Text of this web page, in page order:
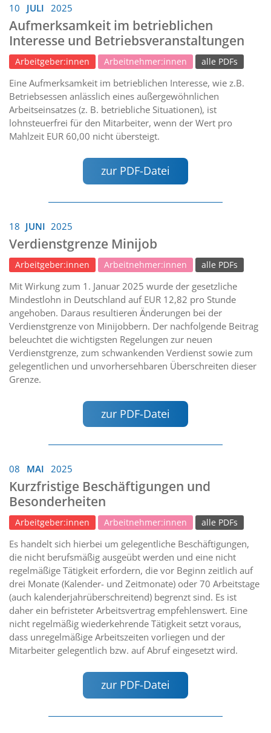
10 JULI 2025
Aufmerksamkeit im betrieblichen
Interesse und Betriebsveranstaltungen
Arbeitgeber:innen Arbeitnehmer:innen alle PDFs
Eine Aufmerksamkeit im betrieblichen Interesse, wie z.B.
Betriebsessen anlässlich eines außergewöhnlichen
Arbeitseinsatzes (z. B. betriebliche Situationen), ist
lohnsteuerfrei für den Mitarbeiter, wenn der Wert pro
Mahlzeit EUR 60,00 nicht übersteigt.
zur PDF-Datei
18 JUNI 2025
Verdienstgrenze Minijob
Arbeitgeber:innen Arbeitnehmer:innen alle PDFs
Mit Wirkung zum 1. Januar 2025 wurde der gesetzliche
Mindestlohn in Deutschland auf EUR 12,82 pro Stunde
angehoben. Daraus resultieren Änderungen bei der
Verdienstgrenze von Minijobbern. Der nachfolgende Beitrag
beleuchtet die wichtigsten Regelungen zur neuen
Verdienstgrenze, zum schwankenden Verdienst sowie zum
gelegentlichen und unvorhersehbaren Überschreiten dieser
Grenze.
zur PDF-Datei
08 MAI 2025
Kurzfristige Beschäftigungen und
Besonderheiten
Arbeitgeber:innen Arbeitnehmer:innen alle PDFs
Es handelt sich hierbei um gelegentliche Beschäftigungen,
die nicht berufsmäßig ausgeübt werden und eine nicht
regelmäßige Tätigkeit erfordern, die vor Beginn zeitlich auf
drei Monate (Kalender- und Zeitmonate) oder 70 Arbeitstage
(auch kalenderjahrüberschreitend) begrenzt sind. Es ist
daher ein befristeter Arbeitsvertrag empfehlenswert. Eine
nicht regelmäßig wiederkehrende Tätigkeit setzt voraus,
dass unregelmäßige Arbeitszeiten vorliegen und der
Mitarbeiter gelegentlich bzw. auf Abruf eingesetzt wird.
zur PDF-Datei